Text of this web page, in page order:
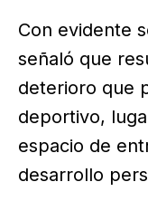
Con evidente
señaló que
deterioro que
deportivo,
espacio de
desarrollo